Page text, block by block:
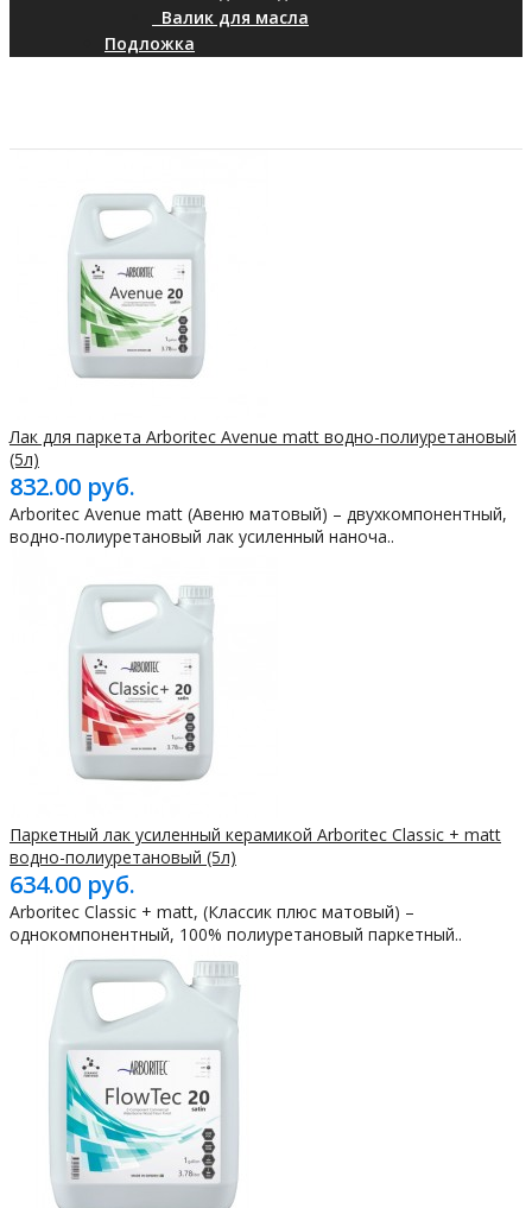
Валик для масла
Подложка
Лак для паркета Arboritec Avenue matt водно-полиуретановый
(5л)
832.00 руб.
Arboritec Avenue matt (Авеню матовый) – двухкомпонентный,
водно-полиуретановый лак усиленный наноча..
Паркетный лак усиленный керамикой Arboritec Classic + matt
водно-полиуретановый (5л)
634.00 руб.
Arboritec Classic + matt, (Классик плюс матовый) –
однокомпонентный, 100% полиуретановый паркетный..